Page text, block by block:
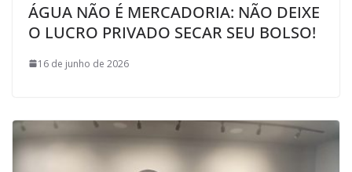
ÁGUA NÃO É MERCADORIA: NÃO DEIXE
O LUCRO PRIVADO SECAR SEU BOLSO!
16 de junho de 2026